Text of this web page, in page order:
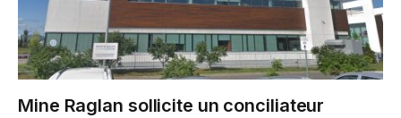
Mine Raglan sollicite un conciliateur